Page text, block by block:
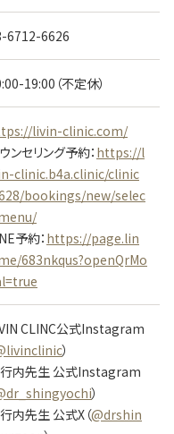
6712-6626
19:00（不定休）
livin-clinic.com/
ンセリング予約：https://l
clinic.b4a.clinic/clinic
bookings/new/selec
予約： https://page.lin
683nkqus?openQrMo
CLINC公式Instagram
）
内先生 公式Instagram
）
内先生 公式X（@drshin